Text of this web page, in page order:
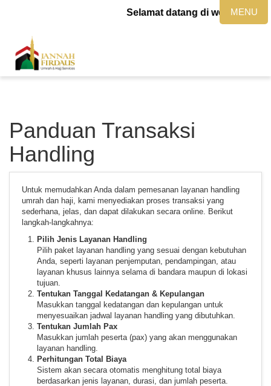
Selamat datang di website
Panduan Transaksi
Handling
Untuk memudahkan Anda dalam pemesanan layanan handling
umrah dan haji, kami menyediakan proses transaksi yang
sederhana, jelas, dan dapat dilakukan secara online. Berikut
langkah-langkahnya:
Pilih Jenis Layanan Handling
Pilih paket layanan handling yang sesuai dengan kebutuhan
Anda, seperti layanan penjemputan, pendampingan, atau
layanan khusus lainnya selama di bandara maupun di lokasi
tujuan.
Tentukan Tanggal Kedatangan & Kepulangan
Masukkan tanggal kedatangan dan kepulangan untuk
menyesuaikan jadwal layanan handling yang dibutuhkan.
Tentukan Jumlah Pax
Masukkan jumlah peserta (pax) yang akan menggunakan
layanan handling.
Perhitungan Total Biaya
Sistem akan secara otomatis menghitung total biaya
berdasarkan jenis layanan, durasi, dan jumlah peserta.
MENU